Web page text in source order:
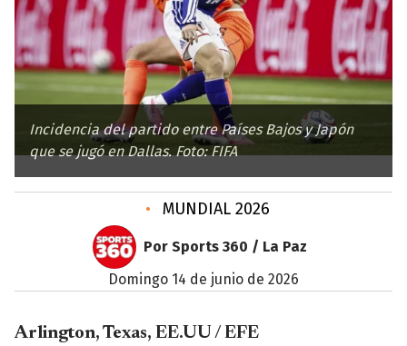
Incidencia del partido entre Países Bajos y Japón
que se jugó en Dallas. Foto: FIFA
• MUNDIAL 2026
Por Sports 360 / La Paz
domingo 14 de junio de 2026
Arlington, Texas, EE.UU / EFE